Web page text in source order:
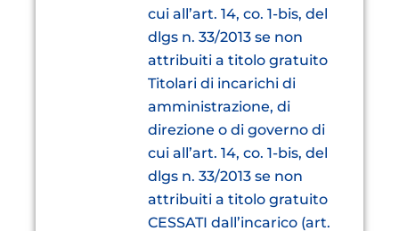
cui all’art. 14, co. 1-bis, del
dlgs n. 33/2013 se non
attribuiti a titolo gratuito
Titolari di incarichi di
amministrazione, di
direzione o di governo di
cui all’art. 14, co. 1-bis, del
dlgs n. 33/2013 se non
attribuiti a titolo gratuito
CESSATI dall’incarico (art.